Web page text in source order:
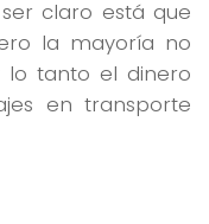
claro está que
la mayoría no
tanto el dinero
en transporte